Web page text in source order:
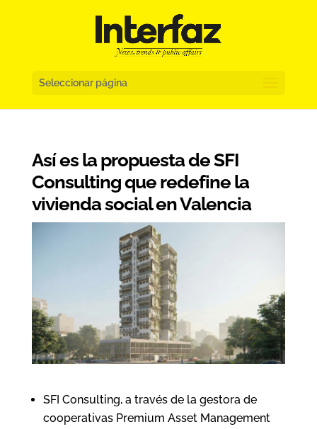
Seleccionar página
Así es la propuesta de SFI
Consulting que redefine la
vivienda social en Valencia
SFI Consulting, a través de la gestora de
cooperativas Premium Asset Management